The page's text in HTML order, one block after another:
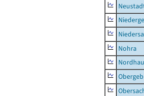
Nohra